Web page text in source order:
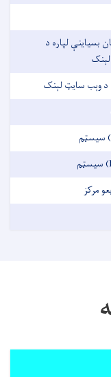
بسیاینې لپاره د
د وېب سایټ لېنک
مرکز